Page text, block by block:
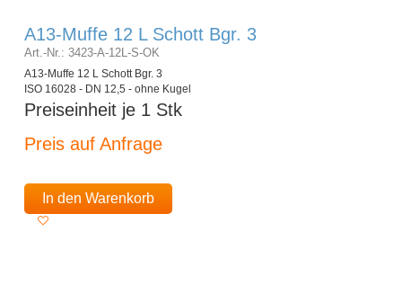
A13-Muffe 12 L Schott Bgr. 3
Art.-Nr.: 3423-A-12L-S-OK
A13-Muffe 12 L Schott Bgr. 3
ISO 16028 - DN 12,5 - ohne Kugel
Preiseinheit je 1 Stk
Preis auf Anfrage
In den Warenkorb